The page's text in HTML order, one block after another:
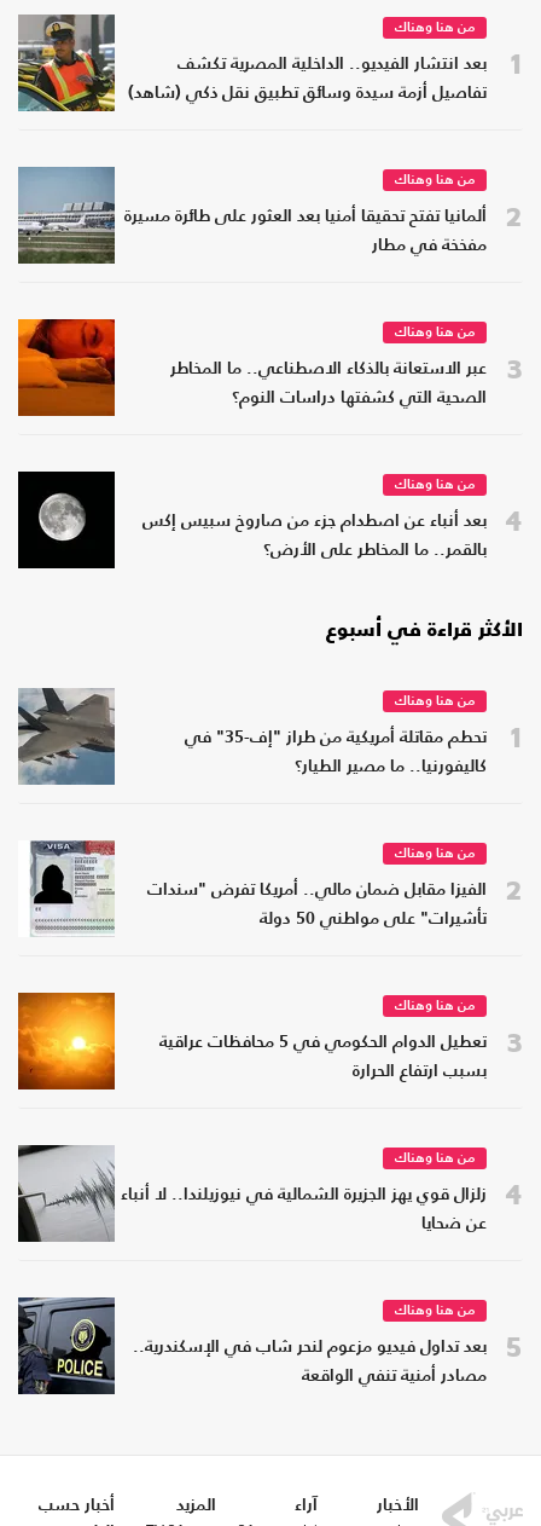
1
من هنا وهناك
بعد انتشار الفيديو.. الداخلية المصرية تكشف
تفاصيل أزمة سيدة وسائق تطبيق نقل ذكي (شاهد)
2
من هنا وهناك
ألمانيا تفتح تحقيقا أمنيا بعد العثور على طائرة مسيرة
مفخخة في مطار
3
من هنا وهناك
عبر الاستعانة بالذكاء الاصطناعي.. ما المخاطر
الصحية التي كشفتها دراسات النوم؟
4
من هنا وهناك
بعد أنباء عن اصطدام جزء من صاروخ سبيس إكس
بالقمر.. ما المخاطر على الأرض؟
الأكثر قراءة في أسبوع
1
من هنا وهناك
تحطم مقاتلة أمريكية من طراز "إف-35" في
كاليفورنيا.. ما مصير الطيار؟
2
من هنا وهناك
الفيزا مقابل ضمان مالي.. أمريكا تفرض "سندات
تأشيرات" على مواطني 50 دولة
3
من هنا وهناك
تعطيل الدوام الحكومي في 5 محافظات عراقية
بسبب ارتفاع الحرارة
4
من هنا وهناك
زلزال قوي يهز الجزيرة الشمالية في نيوزيلندا.. لا أنباء
عن ضحايا
5
من هنا وهناك
بعد تداول فيديو مزعوم لنحر شاب في الإسكندرية..
مصادر أمنية تنفي الواقعة
الأخبار آراء المزيد
أخبار حسب